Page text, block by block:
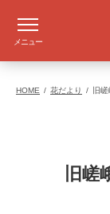
メニュー
HOME 花だより 旧
旧